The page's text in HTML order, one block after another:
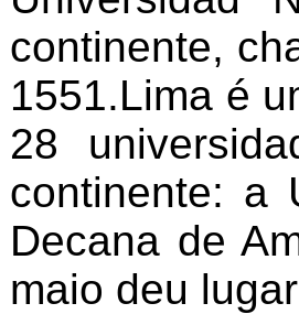
continente,
1551.Lima é
28
continente: a
Decana de
maio deu